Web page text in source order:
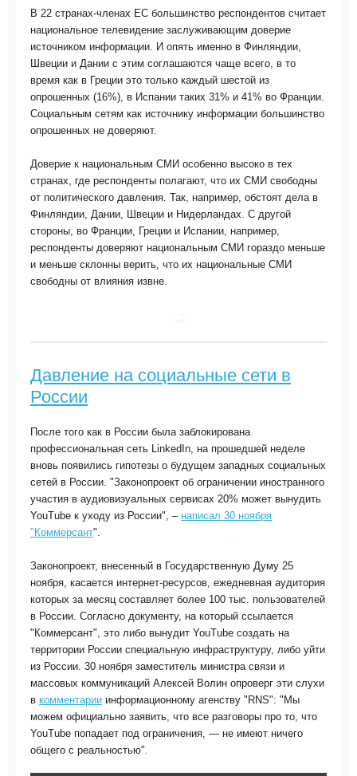
В 22 странах-членах ЕС большинство респондентов считает
национальное телевидение заслуживающим доверие
источником информации. И опять именно в Финляндии,
Швеции и Дании с этим соглашаются чаще всего, в то
время как в Греции это только каждый шестой из
опрошенных (16%), в Испании таких 31% и 41% во Франции.
Социальным сетям как источнику информации большинство
опрошенных не доверяют.
Доверие к национальным СМИ особенно высоко в тех
странах, где респонденты полагают, что их СМИ свободны
от политического давления. Так, например, обстоят дела в
Финляндии, Дании, Швеции и Нидерландах. С другой
стороны, во Франции, Греции и Испании, например,
респонденты доверяют национальным СМИ гораздо меньше
и меньше склонны верить, что их национальные СМИ
свободны от влияния извне.
Давление на социальные сети в
России
После того как в России была заблокирована
профессиональная сеть LinkedIn, на прошедшей неделе
вновь появились гипотезы о будущем западных социальных
сетей в России. "Законопроект об ограничении иностранного
участия в аудиовизуальных сервисах 20% может вынудить
YouTube к уходу из России", – написал 30 ноября
"Коммерсант".
Законопроект, внесенный в Государственную Думу 25
ноября, касается интернет-ресурсов, ежедневная аудитория
которых за месяц составляет более 100 тыс. пользователей
в России. Согласно документу, на который ссылается
"Коммерсант", это либо вынудит YouTube создать на
территории России специальную инфраструктуру, либо уйти
из России. 30 ноября заместитель министра связи и
массовых коммуникаций Алексей Волин опроверг эти слухи
в комментарии информационному агенству "RNS": "Мы
можем официально заявить, что все разговоры про то, что
YouTube попадает под ограничения, — не имеют ничего
общего с реальностью".